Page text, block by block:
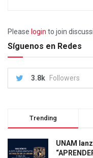
Please login to join
Síguenos en Redes
3.8k Followers
Trending
UNAM